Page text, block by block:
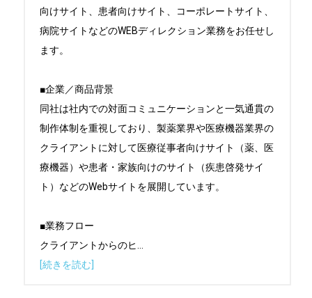
向けサイト、患者向けサイト、コーポレートサイト、
病院サイトなどのWEBディレクション業務をお任せし
ます。
■企業／商品背景
同社は社内での対面コミュニケーションと一気通貫の
制作体制を重視しており、製薬業界や医療機器業界の
クライアントに対して医療従事者向けサイト（薬、医
療機器）や患者・家族向けのサイト（疾患啓発サイ
ト）などのWebサイトを展開しています。
■業務フロー
クライアントからのヒ
[続きを読む]